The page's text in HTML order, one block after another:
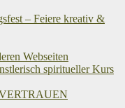
– Feiere kreativ &
Webseiten
spiritueller Kurs